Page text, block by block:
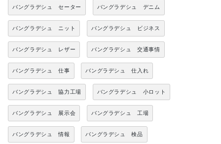
バングラデシュ セーター バングラデシュ デニム
バングラデシュ ニット バングラデシュ ビジネス
バングラデシュ レザー バングラデシュ 交通事情
バングラデシュ 仕事 バングラデシュ 仕入れ
バングラデシュ 協力工場 バングラデシュ 小ロット
バングラデシュ 展示会 バングラデシュ 工場
バングラデシュ 情報 バングラデシュ 検品